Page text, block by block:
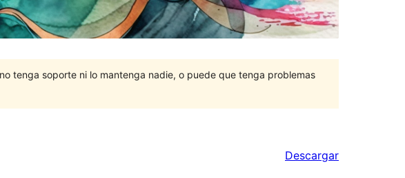
tenga soporte ni lo mantenga nadie, o puede que tenga problemas
Descargar